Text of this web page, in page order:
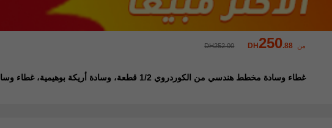
من DH 250.88
DH252.00
غطاء وسادة مخطط هندسي من الكوردروي 1/2 قطعة، وسادة أريكة بوهيمية، غطاء وسادة زخرفي، للأريكة والمكتب وغرفة المعيشة